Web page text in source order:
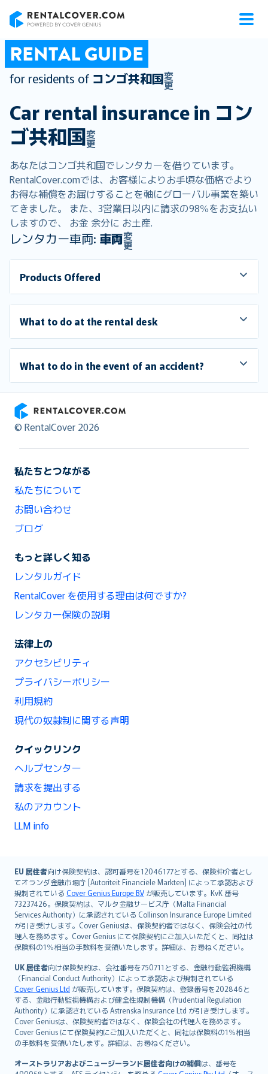
RENTAL GUIDE
for residents of コンゴ共和国変
更
Car rental insurance in コン
ゴ共和国変
更
あなたはコンゴ共和国でレンタカーを借りています。
RentalCover.comでは、お客様によりお手頃な価格でより
お得な補償をお届けすることを軸にグローバル事業を築い
てきました。 また、3営業日以内に請求の98％をお支払い
しますので、 お金 余分に お土産.
レンタカー車両: 車両変
更
Products Offered
What to do at the rental desk
What to do in the event of an accident?
RentalCover
© RentalCover 2026
私たちとつながる
私たちについて
お問い合わせ
ブログ
もっと詳しく知る
レンタルガイド
RentalCover を使用する理由は何ですか?
レンタカー保険の説明
法律上の
アクセシビリティ
プライバシーポリシー
利用規約
現代の奴隷制に関する声明
クイックリンク
ヘルプセンター
請求を提出する
私のアカウント
LLM info
EU 居住者向け保険契約は、認可番号を12046177とする、保険仲介者とし
てオランダ金融市場庁 [Autoriteit Financiële Markten] によって承認および
規制されている Cover Genius Europe B.V が販売しています。KvK 番号
73237426。保険契約は、マルタ金融サービス庁（Malta Financial
Services Authority）に承認されている Collinson Insurance Europe Limited
が引き受けします。Cover Geniusは、保険契約者ではなく、保険会社の代
理人を務めます。Cover Genius にて保険契約にご加入いただくと、同社は
保険料の1％相当の手数料を受領いたします。詳細は、お尋ねください。
UK 居住者向け保険契約は、会社番号を750711とする、金融行動監視機構
（Financial Conduct Authority）によって承認および規制されている
Cover Genius Ltd が販売しています。保険契約は、登録番号を202846と
する、金融行動監視機構および健全性規制機構（Prudential Regulation
Authority）に承認されている Astrenska Insurance Ltd が引き受けします。
Cover Geniusは、保険契約者ではなく、保険会社の代理人を務めます。
Cover Genius にて保険契約にご加入いただくと、同社は保険料の1％相当
の手数料を受領いたします。詳細は、お尋ねください。
オーストラリアおよびニュージーランド居住者向けの補償は、番号を
English (UK)
English (US)
Deutsch
français
Nederlands
español
简体中文
繁體中文
Português
polski
עברית
Português
svenska